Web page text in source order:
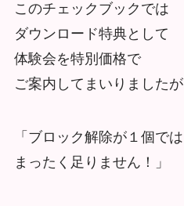
このチェックブックでは
ダウンロード特典として
体験会を特別価格で
ご案内してまいりましたが
「ブロック解除が１個では
まったく足りません！」